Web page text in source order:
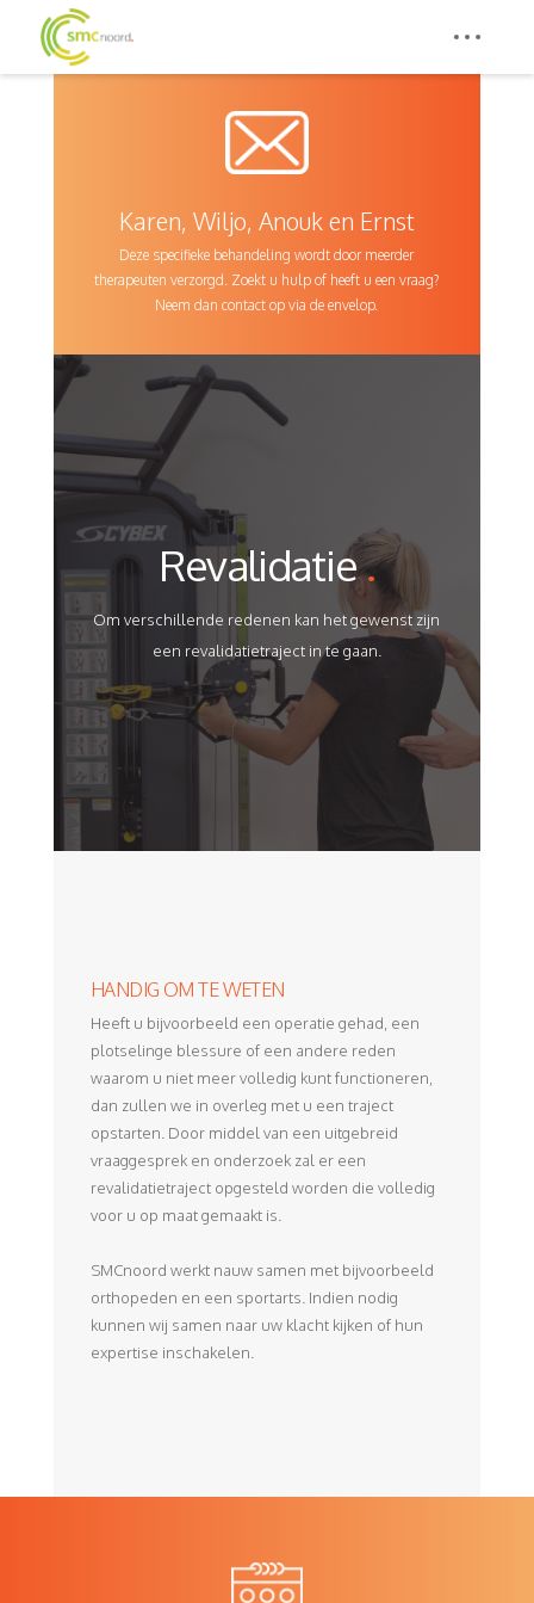
Karen, Wiljo, Anouk en Ernst
Deze specifieke behandeling wordt door meerder
therapeuten verzorgd. Zoekt u hulp of heeft u een vraag?
Neem dan contact op via de envelop.
Revalidatie.
Om verschillende redenen kan het gewenst zijn
een revalidatietraject in te gaan.
HANDIG OM TE WETEN
Heeft u bijvoorbeeld een operatie gehad, een
plotselinge blessure of een andere reden
waarom u niet meer volledig kunt functioneren,
dan zullen we in overleg met u een traject
opstarten. Door middel van een uitgebreid
vraaggesprek en onderzoek zal er een
revalidatietraject opgesteld worden die volledig
voor u op maat gemaakt is.
SMCnoord werkt nauw samen met bijvoorbeeld
orthopeden en een sportarts. Indien nodig
kunnen wij samen naar uw klacht kijken of hun
expertise inschakelen.